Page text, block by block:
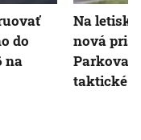
do
na
Na
nová
Parkovať
taktické